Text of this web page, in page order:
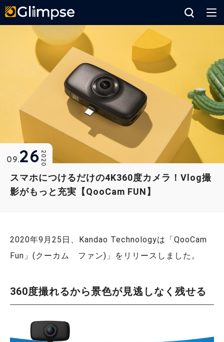
スマホにつけるだけの4K360度カメラ！Vlog撮
影がもっと充実【QooCam FUN】
2020
09 26
2020年9月25日、Kandao Technologyは「QooCam
Fun」(クーカム ファン)」をリリースしました。
360度撮れるから景色が見逃しなく残せる